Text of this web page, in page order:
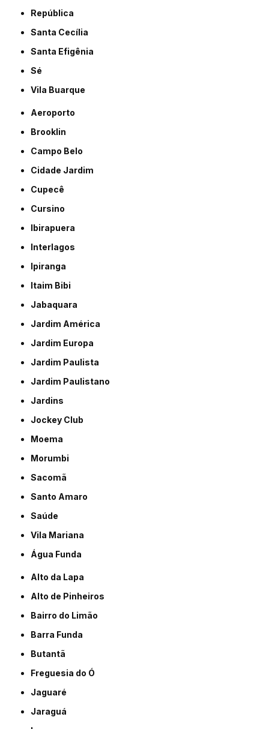
República
Santa Cecília
Santa Efigênia
Sé
Vila Buarque
Aeroporto
Brooklin
Campo Belo
Cidade Jardim
Cupecê
Cursino
Ibirapuera
Interlagos
Ipiranga
Itaim Bibi
Jabaquara
Jardim América
Jardim Europa
Jardim Paulista
Jardim Paulistano
Jardins
Jockey Club
Moema
Morumbi
Sacomã
Santo Amaro
Saúde
Vila Mariana
Água Funda
Alto da Lapa
Alto de Pinheiros
Bairro do Limão
Barra Funda
Butantã
Freguesia do Ó
Jaguaré
Jaraguá